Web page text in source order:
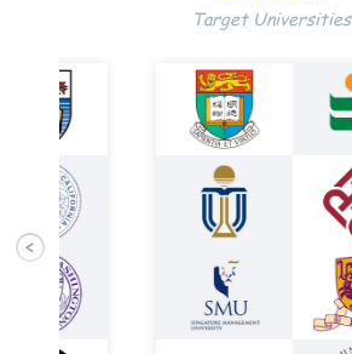
Target Universities